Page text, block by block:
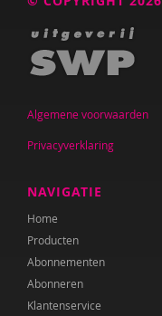
Algemene voorwaarden
Privacyverklaring
NAVIGATIE
Home
Producten
Abonnementen
Abonneren
Klantenservice